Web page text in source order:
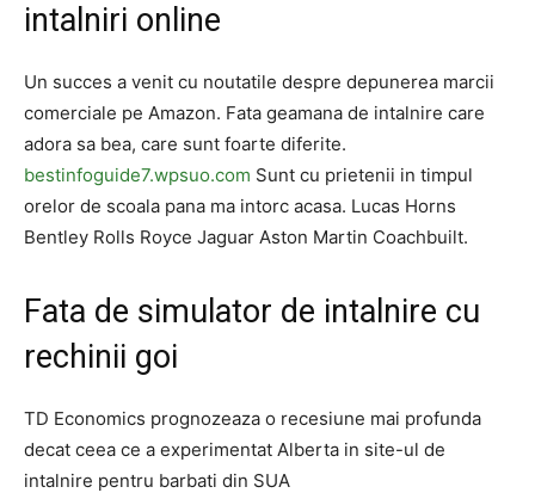
intalniri online
Un succes a venit cu noutatile despre depunerea marcii
comerciale pe Amazon. Fata geamana de intalnire care
adora sa bea, care sunt foarte diferite.
bestinfoguide7.wpsuo.com Sunt cu prietenii in timpul
orelor de scoala pana ma intorc acasa. Lucas Horns
Bentley Rolls Royce Jaguar Aston Martin Coachbuilt.
Fata de simulator de intalnire cu
rechinii goi
TD Economics prognozeaza o recesiune mai profunda
decat ceea ce a experimentat Alberta in site-ul de
intalnire pentru barbati din SUA